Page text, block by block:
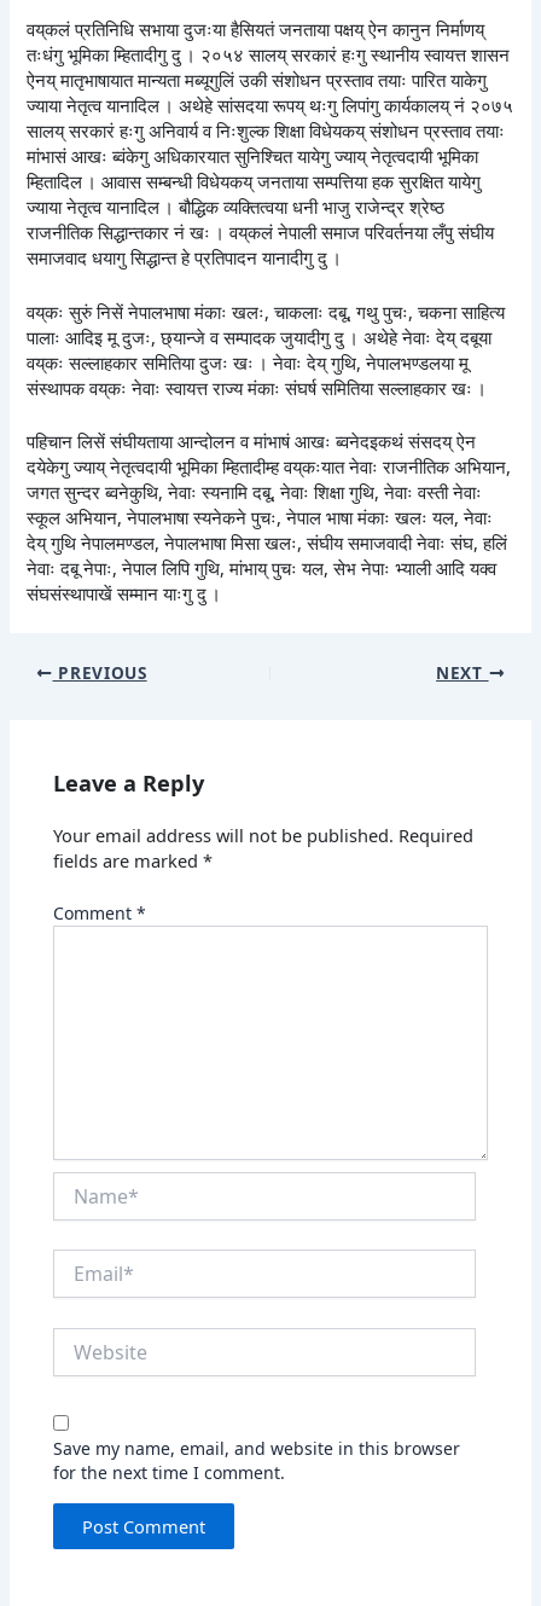
वय्‌कलं प्रतिनिधि सभाया दुजःया हैसियतं जनताया पक्षय् ऐन कानुन निर्माणय्
तःधंगु भूमिका म्हितादीगु दु । २०५४ सालय् सरकारं हःगु स्थानीय स्वायत्त शासन
ऐनय् मातृभाषायात मान्यता मब्यूगुलिं उकी संशोधन प्रस्ताव तयाः पारित याकेगु
ज्याया नेतृत्व यानादिल । अथेहे सांसदया रूपय् थःगु लिपांगु कार्यकालय् नं २०७५
सालय् सरकारं हःगु अनिवार्य व निःशुल्क शिक्षा विधेयकय् संशोधन प्रस्ताव तयाः
मांभासं आखः ब्वंकेगु अधिकारयात सुनिश्चित यायेगु ज्याय् नेतृत्वदायी भूमिका
म्हितादिल । आवास सम्बन्धी विधेयकय् जनताया सम्पत्तिया हक सुरक्षित यायेगु
ज्याया नेतृत्व यानादिल । बौद्धिक व्यक्तित्वया धनी भाजु राजेन्द्र श्रेष्ठ
राजनीतिक सिद्धान्तकार नं खः । वय्‌कलं नेपाली समाज परिवर्तनया लँपु संघीय
समाजवाद धयागु सिद्धान्त हे प्रतिपादन यानादीगु दु ।
वय्‌कः सुरुं निसें नेपालभाषा मंकाः खलः, चाकलाः दबू, गथु पुचः, चकना साहित्य
पालाः आदिइ मू दुजः, छ्यान्जे व सम्पादक जुयादीगु दु । अथेहे नेवाः देय् दबूया
वय्‌कः सल्लाहकार समितिया दुजः खः । नेवाः देय् गुथि, नेपालभण्डलया मू
संस्थापक वय्‌कः नेवाः स्वायत्त राज्य मंकाः संघर्ष समितिया सल्लाहकार खः ।
पहिचान लिसें संघीयताया आन्दोलन व मांभाषं आखः ब्वनेदइकथं संसदय् ऐन
दयेकेगु ज्याय् नेतृत्वदायी भूमिका म्हितादीम्ह वय्‌कःयात नेवाः राजनीतिक अभियान,
जगत सुन्दर ब्वनेकुथि, नेवाः स्यनामि दबू, नेवाः शिक्षा गुथि, नेवाः वस्ती नेवाः
स्कूल अभियान, नेपालभाषा स्यनेकने पुचः, नेपाल भाषा मंकाः खलः यल, नेवाः
देय् गुथि नेपालमण्डल, नेपालभाषा मिसा खलः, संघीय समाजवादी नेवाः संघ, हलिं
नेवाः दबू नेपाः, नेपाल लिपि गुथि, मांभाय् पुचः यल, सेभ नेपाः भ्याली आदि यक्व
संघसंस्थापाखें सम्मान याःगु दु ।
PREVIOUS NEXT
Leave a Reply
Your email address will not be published. Required
fields are marked*
Comment*
Save my name, email, and website in this browser
for the next time I comment.